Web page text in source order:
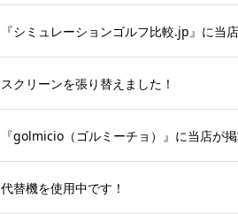
『シミュレーションゴルフ比較.jp』に当
スクリーンを張り替えました！
『golmicio（ゴルミーチョ）』に当店が
代替機を使用中です！